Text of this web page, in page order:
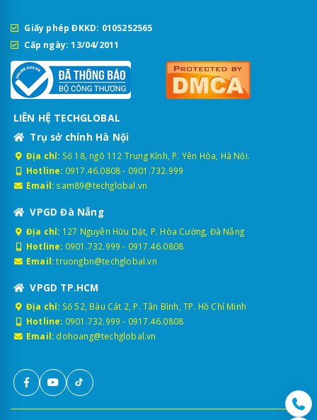
Giấy phép ĐKKD: 0105252565
Cấp ngày: 13/04/2011
LIÊN HỆ TECHGLOBAL
Trụ sở chính Hà Nội
Địa chỉ: Số 18, ngõ 112 Trung Kính, P. Yên Hòa, Hà Nội.
Hotline: 0917.46.0808- 0901.732.999
Email: sam89@techglobal.vn
VPGD Đà Nẵng
Địa chỉ: 127 Nguyễn Hữu Dật, P. Hòa Cường, Đà Nẵng
Hotline: 0901.732.999 - 0917.46.0808
Email: truongbn@techglobal.vn
VPGD TP.HCM
Địa chỉ: Số 52, Bàu Cát 2, P. Tân Bình, TP. Hồ Chí Minh
Hotline: 0901.732.999 - 0917.46.0808
Email: dohoang@techglobal.vn